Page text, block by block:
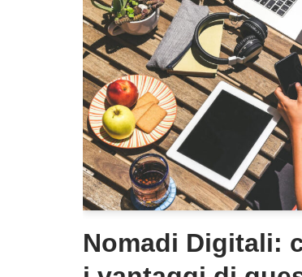
Nomadi Digitali: